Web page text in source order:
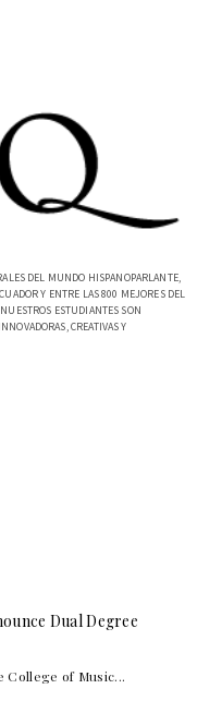
DEL MUNDO HISPANOPARLANTE,
Y ENTRE LAS 800 MEJORES DEL
ESTUDIANTES SON
CREATIVAS Y
Dual Degree
College of Music...